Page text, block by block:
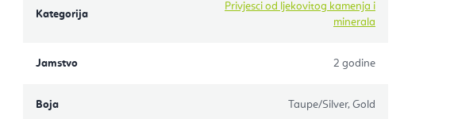
Kategorija
Privjesci od ljekovitog kamenja i
minerala
Jamstvo 2 godine
Boja Taupe/Silver, Gold